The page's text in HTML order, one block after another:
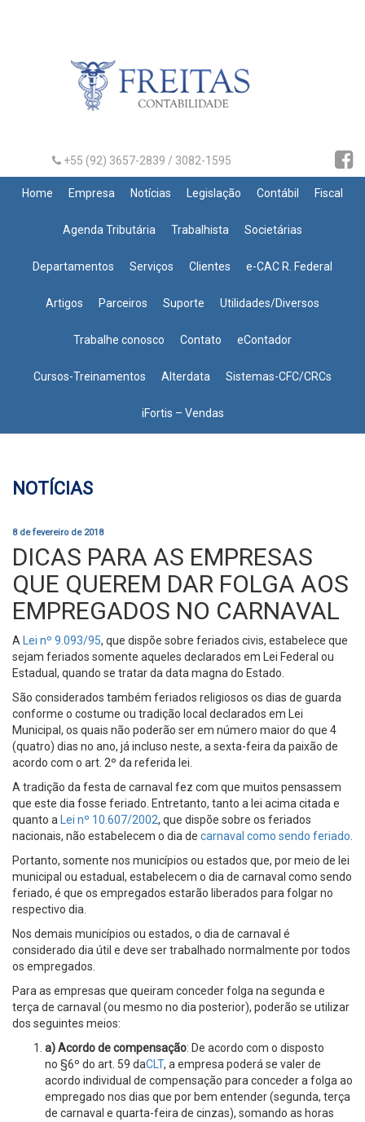
+55 (92) 3657-2839 / 3082-1595
Home Empresa Notícias Legislação Contábil Fiscal
Agenda Tributária Trabalhista Societárias
Departamentos Serviços Clientes e-CAC R. Federal
Artigos Parceiros Suporte Utilidades/Diversos
Trabalhe conosco Contato eContador
Cursos-Treinamentos Alterdata Sistemas-CFC/CRCs
iFortis – Vendas
NOTÍCIAS
8 de fevereiro de 2018
DICAS PARA AS EMPRESAS
QUE QUEREM DAR FOLGA AOS
EMPREGADOS NO CARNAVAL
A Lei nº 9.093/95, que dispõe sobre feriados civis, estabelece que
sejam feriados somente aqueles declarados em Lei Federal ou
Estadual, quando se tratar da data magna do Estado.
São considerados também feriados religiosos os dias de guarda
conforme o costume ou tradição local declarados em Lei
Municipal, os quais não poderão ser em número maior do que 4
(quatro) dias no ano, já incluso neste, a sexta-feira da paixão de
acordo com o art. 2º da referida lei.
A tradição da festa de carnaval fez com que muitos pensassem
que este dia fosse feriado. Entretanto, tanto a lei acima citada e
quanto a
Lei nº 10.607/2002, que dispõe sobre os feriados
nacionais, não estabelecem o dia de carnaval como sendo feriado
Portanto, somente nos municípios ou estados que, por meio de lei
municipal ou estadual, estabelecem o dia de carnaval como sendo
feriado, é que os empregados estarão liberados para folgar no
respectivo dia.
Nos demais municípios ou estados, o dia de carnaval é
considerado dia útil e deve ser trabalhado normalmente por todos
os empregados.
Para as empresas que queiram conceder folga na segunda e
terça de carnaval (ou mesmo no dia posterior), poderão se utilizar
dos seguintes meios:
a) Acordo de compensação: De acordo com o disposto
no §6º do art. 59 daCLT, a empresa poderá se valer de
acordo individual de compensação para conceder a folga ao
empregado nos dias que por bem entender (segunda, terça
de carnaval e quarta-feira de cinzas), somando as horas